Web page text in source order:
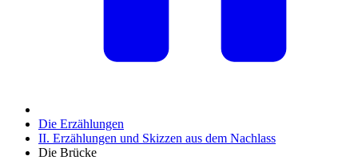
Die Erzählungen
II. Erzählungen und Skizzen aus dem Nachlass
Die Brücke